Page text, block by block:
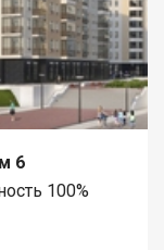
6
100%